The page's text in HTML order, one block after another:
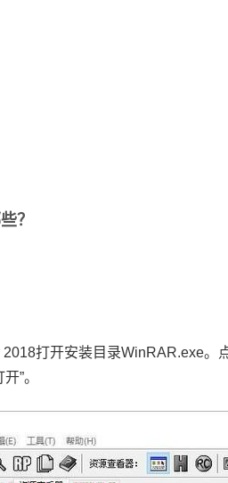
？
打开安装目录WinRAR.exe。
”。